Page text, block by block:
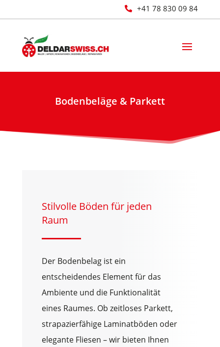
 +41 78 830 09 84
Bodenbeläge & Parkett
Stilvolle Böden für jeden
Raum
Der Bodenbelag ist ein
entscheidendes Element für das
Ambiente und die Funktionalität
eines Raumes. Ob zeitloses Parkett,
strapazierfähige Laminatböden oder
elegante Fliesen – wir bieten Ihnen